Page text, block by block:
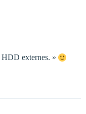
HDD externes. »